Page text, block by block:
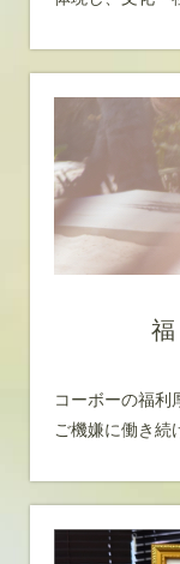
コーボーの福利
ご機嫌に働き続